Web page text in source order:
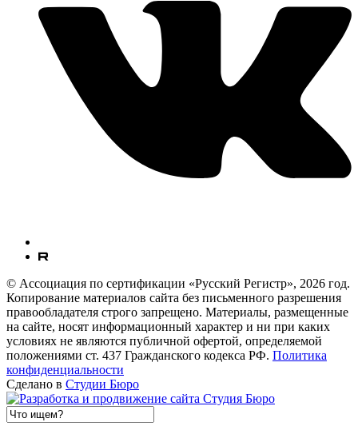
© Ассоциация по сертификации «Русский Регистр», 2026 год.
Копирование материалов сайта без письменного разрешения
правообладателя строго запрещено. Материалы, размещенные
на сайте, носят информационный характер и ни при каких
условиях не являются публичной офертой, определяемой
положениями ст. 437 Гражданского кодекса РФ. Политика
конфиденциальности
Сделано в Студии Бюро